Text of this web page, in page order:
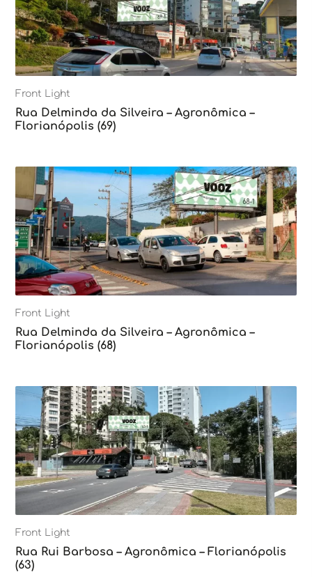
Front Light
Rua Delminda da Silveira – Agronômica –
Florianópolis (69)
Front Light
Rua Delminda da Silveira – Agronômica –
Florianópolis (68)
Front Light
Rua Rui Barbosa – Agronômica – Florianópolis
(63)